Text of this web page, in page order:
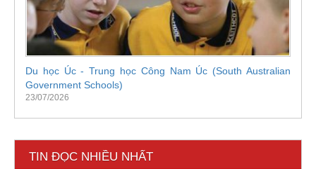
Du học Úc - Trung học Công Nam Úc (South Australian
Government Schools)
23/07/2026
TIN ĐỌC NHIỀU NHẤT